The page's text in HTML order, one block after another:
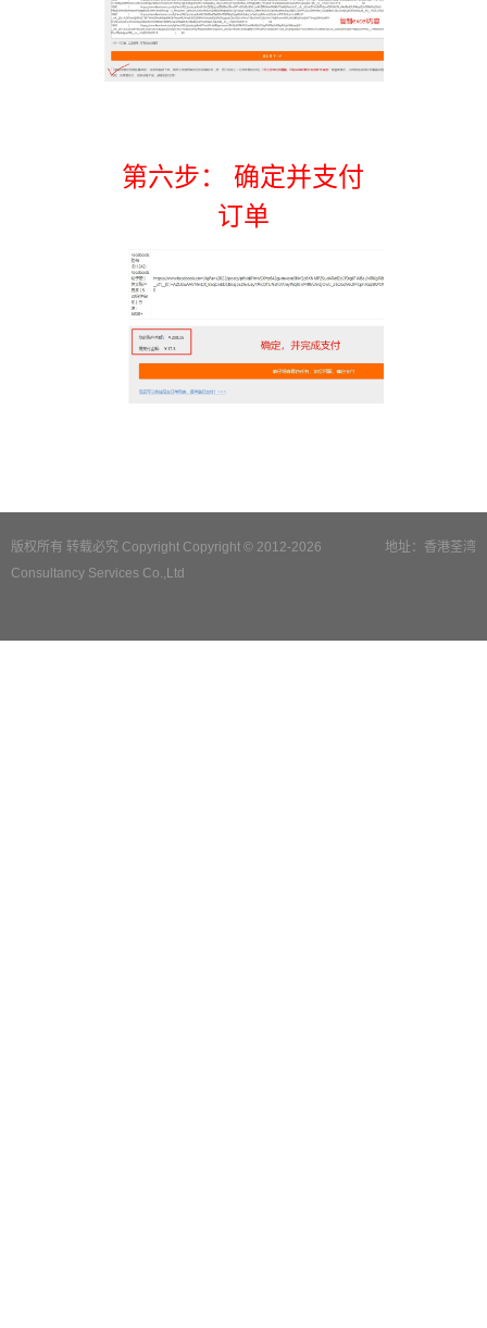
第六步： 确定并支付
订单
地址：香港荃湾
版权所有 转载必究 Copyright Copyright © 2012-2026
Consultancy Services Co.,Ltd